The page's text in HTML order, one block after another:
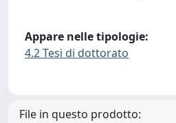
Appare nelle tipologie:
4.2 Tesi di dottorato
File in questo prodotto: